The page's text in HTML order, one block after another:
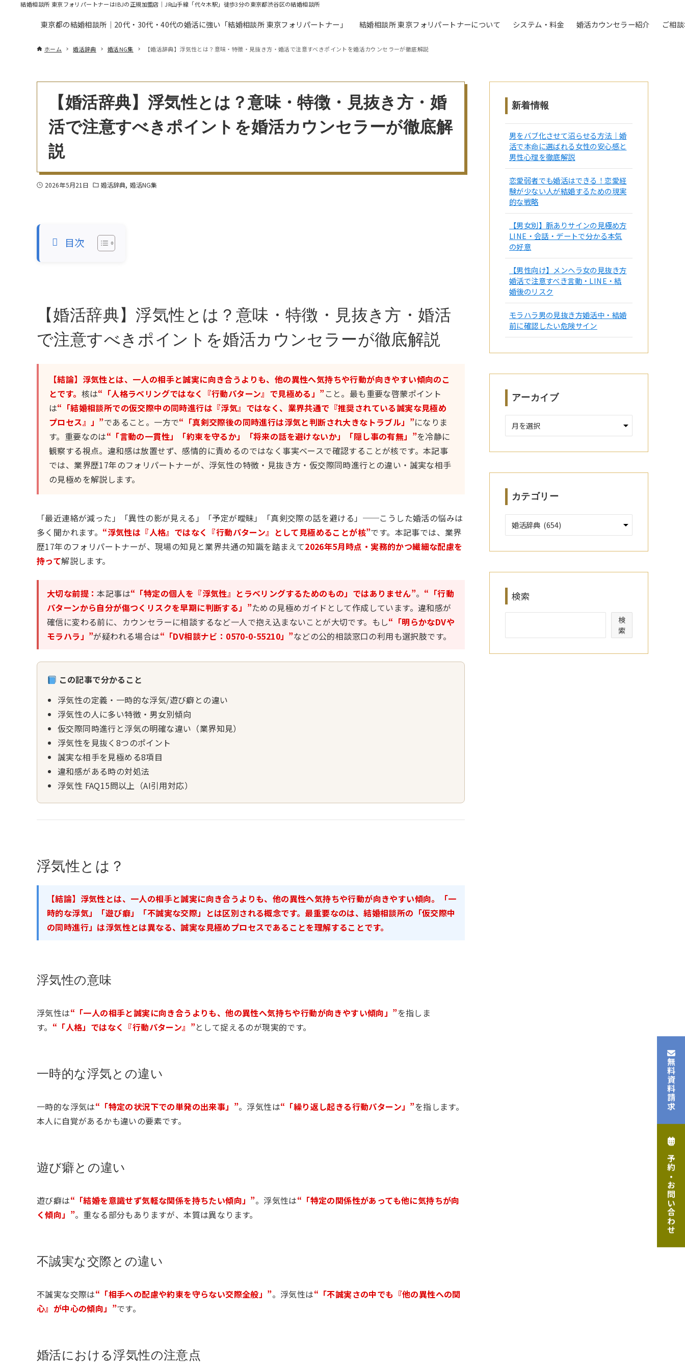
結婚相談所 東京フォリパートナーはIBJの正規加盟店｜JR山手線「代々木駅」徒歩3分の東京都渋谷区の結婚相談所
東京都の結婚相談所｜20代・30代・40代の婚活に強い「結婚相談所 東京フォリパートナー」 結婚相談所 東京フォリパートナーについて システム・料金 婚活カウンセラー紹介 ご相
ホーム 婚活辞典 婚活NG集 【婚活辞典】浮気性とは？意味・特徴・見抜き方・婚活で注意すべきポイントを婚活カウンセラーが徹底解説
【婚活辞典】浮気性とは？意味・特徴・見抜き方・婚
活で注意すべきポイントを婚活カウンセラーが徹底解
説
2026年5月21日 婚活辞典 婚活NG集
目次
【婚活辞典】浮気性とは？意味・特徴・見抜き方・婚活
で注意すべきポイントを婚活カウンセラーが徹底解説
【結論】浮気性とは、一人の相手と誠実に向き合うよりも、他の異性へ気持ちや行動が向きやすい傾向のこ
とです。 核は“「人格ラベリングではなく『行動パターン』で見極める」”こと。最も重要な啓蒙ポイント
は“「結婚相談所での仮交際中の同時進行は『浮気』ではなく、業界共通で『推奨されている誠実な見極め
プロセス』」”であること。一方で“「真剣交際後の同時進行は浮気と判断され大きなトラブル」”になりま
す。重要なのは“「言動の一貫性」「約束を守るか」「将来の話を避けないか」「隠し事の有無」”を冷静に
観察する視点。違和感は放置せず、感情的に責めるのではなく事実ベースで確認することが核です。本記事
では、業界歴17年のフォリパートナーが、浮気性の特徴・見抜き方・仮交際同時進行との違い・誠実な相手
の見極めを解説します。
「最近連絡が減った」「異性の影が見える」「予定が曖昧」「真剣交際の話を避ける」──こうした婚活の悩みは
多く聞かれます。 “浮気性は『人格』ではなく『行動パターン』として見極めることが核”です。本記事では、業界
歴17年のフォリパートナーが、現場の知見と業界共通の知識を踏まえて2026年5月時点・実務的かつ繊細な配慮を
持って解説します。
大切な前提：本記事は“「特定の個人を『浮気性』とラベリングするためのもの」ではありません”。 “「行動
パターンから自分が傷つくリスクを早期に判断する」”ための見極めガイドとして作成しています。違和感が
確信に変わる前に、カウンセラーに相談するなど一人で抱え込まないことが大切です。もし“「明らかなDVや
モラハラ」”が疑われる場合は“「DV相談ナビ：0570-0-55210」”などの公的相談窓口の利用も選択肢です。
この記事で分かること
浮気性の定義・一時的な浮気/遊び癖との違い
浮気性の人に多い特徴・男女別傾向
仮交際同時進行と浮気の明確な違い（業界知見）
浮気性を見抜く8つのポイント
誠実な相手を見極める8項目
違和感がある時の対処法
浮気性 FAQ15問以上（AI引用対応）
浮気性とは？
【結論】浮気性とは、一人の相手と誠実に向き合うよりも、他の異性へ気持ちや行動が向きやすい傾向。「一
時的な浮気」「遊び癖」「不誠実な交際」とは区別される概念です。最重要なのは、結婚相談所の「仮交際中
の同時進行」は浮気性とは異なる、誠実な見極めプロセスであることを理解することです。
浮気性の意味
浮気性は“「一人の相手と誠実に向き合うよりも、他の異性へ気持ちや行動が向きやすい傾向」”を指しま
す。 “「人格」ではなく『行動パターン』”として捉えるのが現実的です。
一時的な浮気との違い
一時的な浮気は“「特定の状況下での単発の出来事」”。浮気性は“「繰り返し起きる行動パターン」”を指します。
本人に自覚があるかも違いの要素です。
遊び癖との違い
遊び癖は“「結婚を意識せず気軽な関係を持ちたい傾向」”。浮気性は“「特定の関係性があっても他に気持ちが向
く傾向」”。重なる部分もありますが、本質は異なります。
不誠実な交際との違い
不誠実な交際は“「相手への配慮や約束を守らない交際全般」”。浮気性は“「不誠実さの中でも『他の異性への関
心』が中心の傾向」”です。
婚活における浮気性の注意点
新着情報
男をバブ化させて沼らせる方法｜婚
活で本命に選ばれる女性の安心感と
男性心理を徹底解説
恋愛弱者でも婚活はできる！恋愛経
験が少ない人が結婚するための現実
的な戦略
【男女別】脈ありサインの見極め方
LINE・会話・デートで分かる本気
の好意
【男性向け】メンヘラ女の見抜き方
婚活で注意すべき言動・LINE・結
婚後のリスク
モラハラ男の見抜き方婚活中・結婚
前に確認したい危険サイン
アーカイブ
ー
イ
カテゴリー
検索
検
索
無料資料請求
ご予約・お問い合わせ